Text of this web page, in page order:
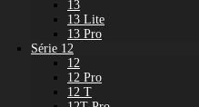
13
13 Lite
13 Pro
Série 12
12
12 Pro
12 T